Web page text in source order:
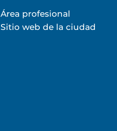
Área profesional
Sitio web de la ciudad